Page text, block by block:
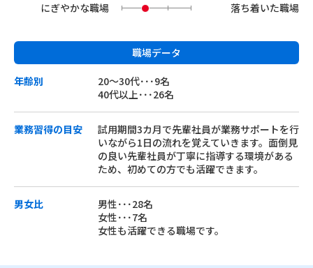
にぎやかな職場
落ち着いた職場
職場データ
年齢別
20〜30代･･･9名
40代以上･･･26名
業務習得の目安
試用期間3カ月で先輩社員が業務サポートを行
いながら1日の流れを覚えていきます。面倒見
の良い先輩社員が丁寧に指導する環境がある
ため、初めての方でも活躍できます。
男女比
男性･･･28名
女性･･･7名
女性も活躍できる職場です。